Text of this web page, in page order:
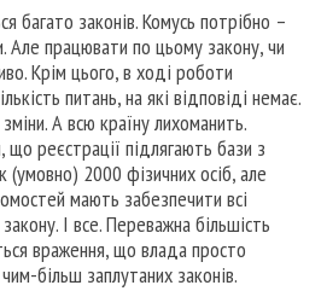
багато законів. Комусь потрібно –
Але працювати по цьому закону, чи
Крім цього, в ході роботи
питань, на які відповіді немає.
А всю країну лихоманить.
реєстрації підлягають бази з
(умовно) 2000 фізичних осіб, але
мають забезпечити всі
І все. Переважна більшість
враження, що влада просто
більш заплутаних законів.